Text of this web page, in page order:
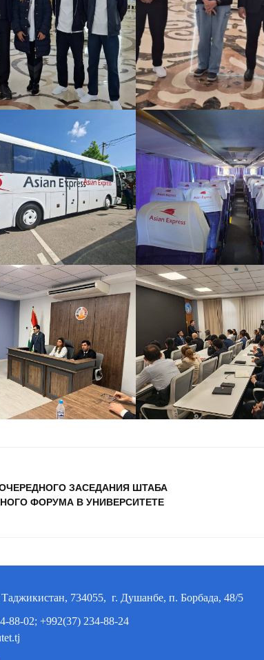
ЗАСЕДАНИЯ ШТАБА
ФОРУМА В УНИВЕРСИТЕТЕ
734055, г. Душанбе, п. Борбада, 48/5
88-02; +992(37) 234-88-24